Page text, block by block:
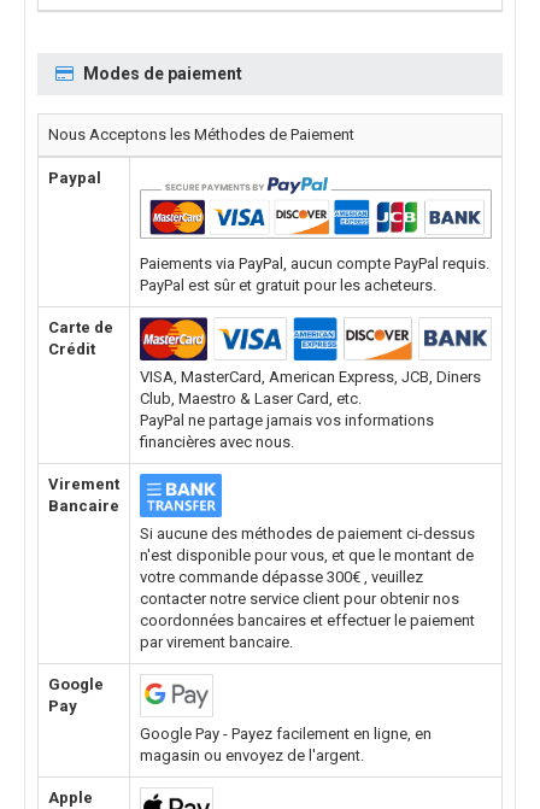
Modes de paiement
Nous Acceptons les Méthodes de Paiement
Paypal
Paiements via PayPal, aucun compte PayPal requis.
PayPal est sûr et gratuit pour les acheteurs.
Carte de
Crédit
VISA, MasterCard, American Express, JCB, Diners
Club, Maestro & Laser Card, etc.
PayPal ne partage jamais vos informations
financières avec nous.
Virement
Bancaire
Si aucune des méthodes de paiement ci-dessus
n'est disponible pour vous, et que le montant de
votre commande dépasse 300€ , veuillez
contacter notre service client pour obtenir nos
coordonnées bancaires et effectuer le paiement
par virement bancaire.
Google
Pay
Google Pay - Payez facilement en ligne, en
magasin ou envoyez de l'argent.
Apple